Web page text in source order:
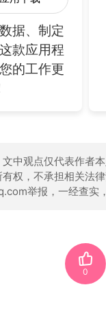
据、制定
款应用程
的工作更
中观点仅代表作者
权，不承担相关法
举报，一经查实
0